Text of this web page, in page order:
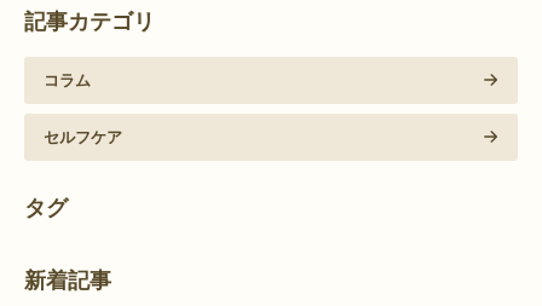
記事カテゴリ
コラム
セルフケア
タグ
新着記事